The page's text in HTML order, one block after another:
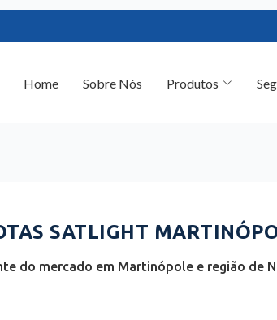
SATLIGHT
do mercado em Martinópole e região de